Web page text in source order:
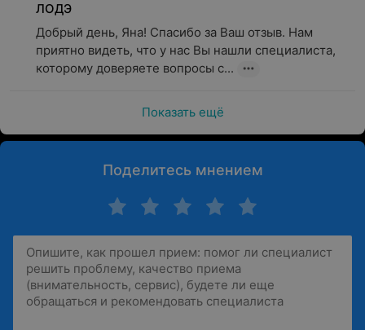
ЛОДЭ
Добрый день, Яна! Спасибо за Ваш отзыв. Нам
приятно видеть, что у нас Вы нашли специалиста,
которому доверяете вопросы с...
Показать ещё
Поделитесь мнением